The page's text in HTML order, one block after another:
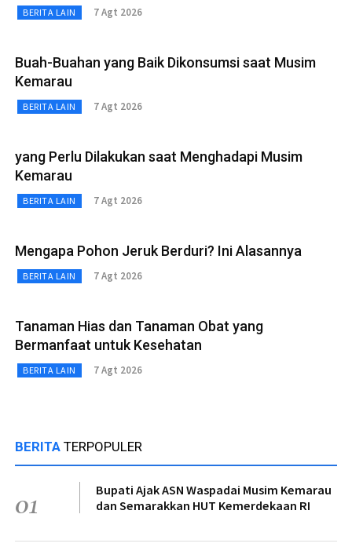
BERITA LAIN 7 Agt 2026
Buah-Buahan yang Baik Dikonsumsi saat Musim
Kemarau
BERITA LAIN 7 Agt 2026
yang Perlu Dilakukan saat Menghadapi Musim
Kemarau
BERITA LAIN 7 Agt 2026
Mengapa Pohon Jeruk Berduri? Ini Alasannya
BERITA LAIN 7 Agt 2026
Tanaman Hias dan Tanaman Obat yang
Bermanfaat untuk Kesehatan
BERITA LAIN 7 Agt 2026
BERITA TERPOPULER
01
Bupati Ajak ASN Waspadai Musim Kemarau
dan Semarakkan HUT Kemerdekaan RI